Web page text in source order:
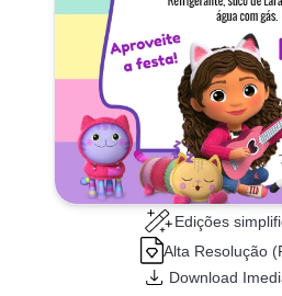
Edições
Alta Resolução
Download